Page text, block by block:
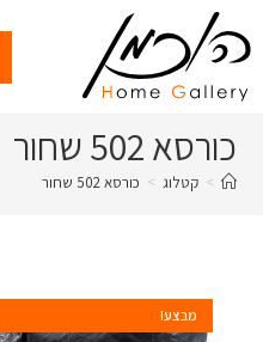
כורסא 502 שחור
> קטלוג > כורסא 502 שחור
מבצע!